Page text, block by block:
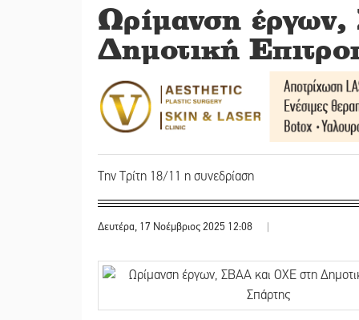
Ωρίμανση
Δημοτική
Την Τρίτη 18/11 η συνεδρίαση
Δευτέρα, 17 Νοέμβριος 2025 12:08 |